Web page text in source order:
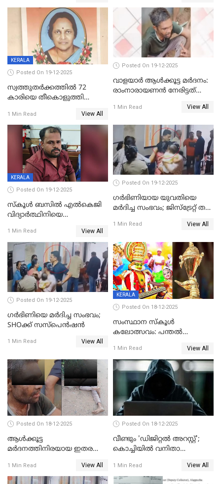
KERALA
Posted On 19-12-2025
സ്വത്തുതര്‍ക്കത്തില്‍ 72
കാരിയെ തീകൊളുത്തി
ക്രൂരകൊലപാതകത്തില്‍
സഹോദരിപുത്രന് ജീവപര്യന്തം
1 Min Read View All
Posted On 19-12-2025
വാളയാർ ആൾക്കൂട്ട മർദനം:
രാംനാരായണൻ നേരിട്ടത്
നാൽപ്പതിലേറെ
റിപ്പോർട്ട്
1 Min Read View All
KERALA
Posted On 19-12-2025
സ്കൂൾ ബസിൽ എൽകെജി
വിദ്യാര്‍ത്ഥിനിയെ
ക്ലീനര്‍ പിടിയിൽ
1 Min Read View All
Posted On 19-12-2025
ഗര്‍ഭിണിയായ യുവതിയെ
മര്‍ദിച്ച സംഭവം; ജിസ്‌ട്രേറ്റ് തല
യുവതി
1 Min Read View All
Posted On 19-12-2025
ഗര്‍ഭിണിയെ മർദിച്ച സംഭവം;
SHOക്ക് സസ്പെൻഷൻ
1 Min Read View All
KERALA
Posted On 18-12-2025
സംസ്ഥാന സ്കൂൾ
കലോത്സവം: പന്തൽ
1 Min Read View All
Posted On 18-12-2025
ആൾക്കൂട്ട
മർദനത്തിനിരയായ ഇതര
നടുക്കുന്ന സംഭവം
വാളയാറിൽ
1 Min Read View All
Posted On 18-12-2025
വീണ്ടും 'ഡിജിറ്റല്‍ അറസ്റ്റ്';
കൊച്ചിയില്‍ വനിതാ
കോടി രൂപ
1 Min Read View All